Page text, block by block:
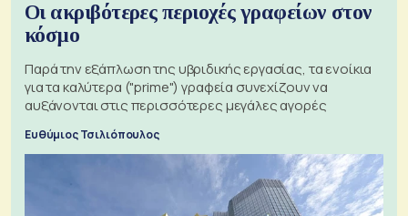
Οι ακριβότερες περιοχές γραφείων στον
κόσμο
Παρά την εξάπλωση της υβριδικής εργασίας, τα ενοίκια
για τα καλύτερα ("prime") γραφεία συνεχίζουν να
αυξάνονται στις περισσότερες μεγάλες αγορές
Ευθύμιος Τσιλιόπουλος